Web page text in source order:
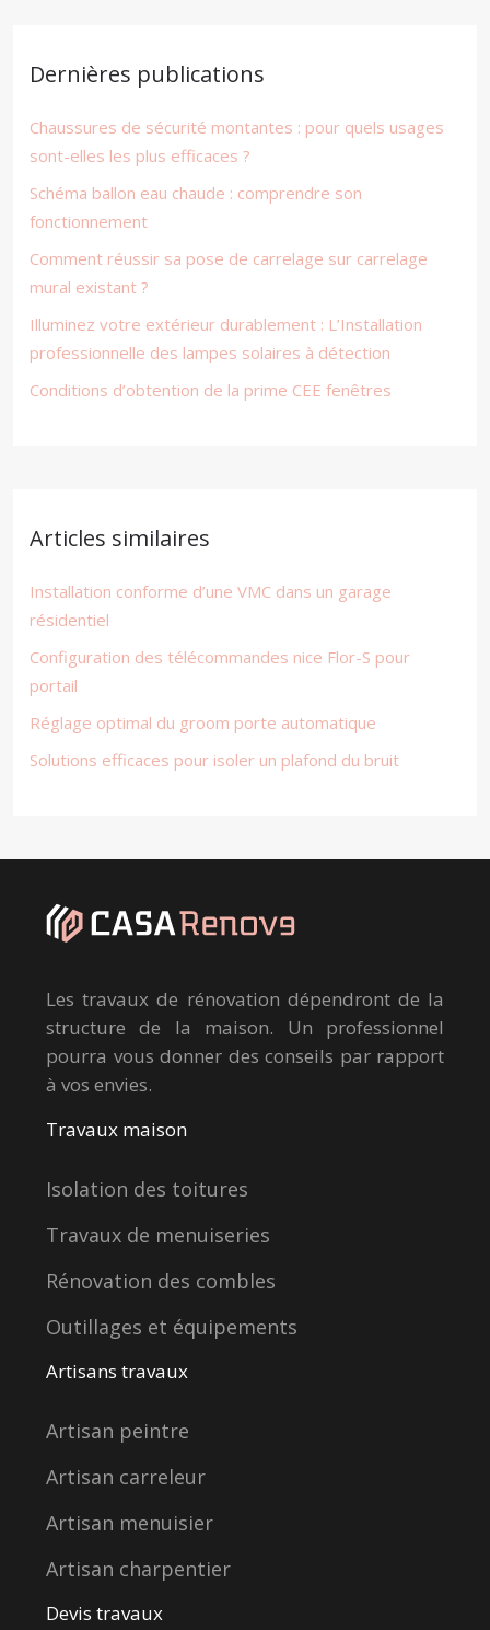
Dernières publications
Chaussures de sécurité montantes : pour quels usages
sont-elles les plus efficaces ?
Schéma ballon eau chaude : comprendre son
fonctionnement
Comment réussir sa pose de carrelage sur carrelage
mural existant ?
Illuminez votre extérieur durablement : L’Installation
professionnelle des lampes solaires à détection
Conditions d’obtention de la prime CEE fenêtres
Articles similaires
Installation conforme d’une VMC dans un garage
résidentiel
Configuration des télécommandes nice Flor-S pour
portail
Réglage optimal du groom porte automatique
Solutions efficaces pour isoler un plafond du bruit
Les travaux de rénovation dépendront de la
structure de la maison. Un professionnel
pourra vous donner des conseils par rapport
à vos envies.
Travaux maison
Isolation des toitures
Travaux de menuiseries
Rénovation des combles
Outillages et équipements
Artisans travaux
Artisan peintre
Artisan carreleur
Artisan menuisier
Artisan charpentier
Devis travaux